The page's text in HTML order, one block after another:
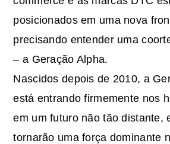
posicionados em uma nova
precisando entender uma
– a Geração Alpha.
Nascidos depois de 2010, a
está entrando firmemente nos
em um futuro não tão distante,
tornarão uma força dominante